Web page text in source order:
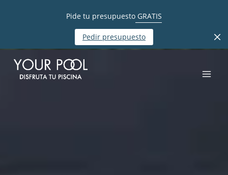
Pide tu presupuesto GRATIS
Pedir presupuesto